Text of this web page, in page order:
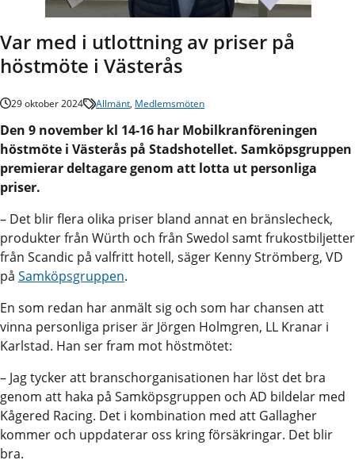
Var med i utlottning av priser på
höstmöte i Västerås
29 oktober 2024 Allmänt, Medlemsmöten
Den 9 november kl 14-16 har Mobilkranföreningen
höstmöte i Västerås på Stadshotellet. Samköpsgruppen
premierar deltagare genom att lotta ut personliga
priser.
– Det blir flera olika priser bland annat en bränslecheck,
produkter från Würth och från Swedol samt frukostbiljetter
från Scandic på valfritt hotell, säger Kenny Strömberg, VD
på Samköpsgruppen.
En som redan har anmält sig och som har chansen att
vinna personliga priser är Jörgen Holmgren, LL Kranar i
Karlstad. Han ser fram mot höstmötet:
– Jag tycker att branschorganisationen har löst det bra
genom att haka på Samköpsgruppen och AD bildelar med
Kågered Racing. Det i kombination med att Gallagher
kommer och uppdaterar oss kring försäkringar. Det blir
bra.